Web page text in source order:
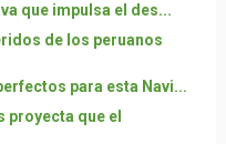
que impulsa el des...
de los peruanos
para esta Navi...
proyecta que el